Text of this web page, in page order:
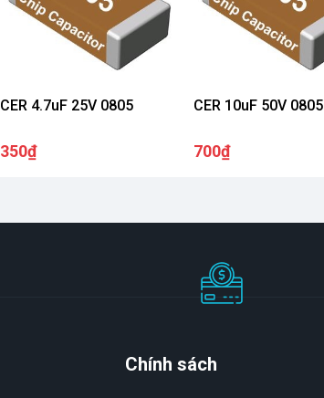
CER 4.7uF 25V 0805
350₫
CER 10uF 50V 0805
700₫
Chính sách